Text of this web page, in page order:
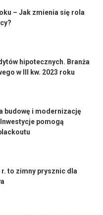
– Jak zmienia się rola
hipotecznych. Branża
w III kw. 2023 roku
budowę i modernizację
pomogą
r. to zimny prysznic dla